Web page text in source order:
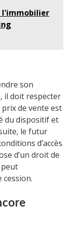
l'immobilier
son
il doit respecter
de vente est
du dispositif et
le futur
d’accès
d’un droit de
peut